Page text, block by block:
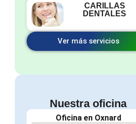
CARILLAS
DENTALES
Ver más servicios
Nuestra oficina
Oficina en Oxnard